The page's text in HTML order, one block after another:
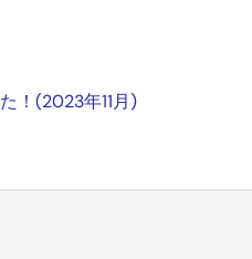
！(2023年11月)